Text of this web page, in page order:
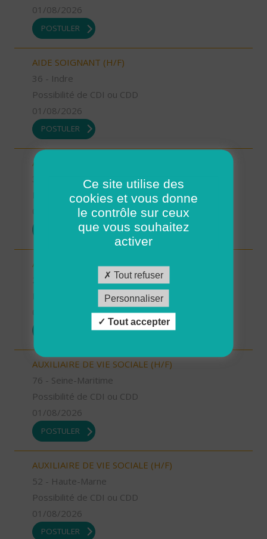
01/08/2026
POSTULER
AIDE SOIGNANT (H/F)
36 - Indre
Possibilité de CDI ou CDD
01/08/2026
POSTULER
AIDE A DOMICILE (H/F)
Possibilité de CDI ou CDD
01/08/2026
POSTULER
AIDE A DOMICILE (H/F)
Possibilité de CDI ou CDD
AUXILIAIRE DE VIE SOCIALE (H/F)
76 - Seine-Maritime
Possibilité de CDI ou CDD
01/08/2026
POSTULER
AUXILIAIRE DE VIE SOCIALE (H/F)
52 - Haute-Marne
Possibilité de CDI ou CDD
01/08/2026
POSTULER
Ce site utilise des
cookies et vous donne
le contrôle sur ceux
que vous souhaitez
activer
Tout refuser
Personnaliser
Tout accepter